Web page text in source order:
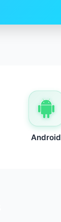
Android